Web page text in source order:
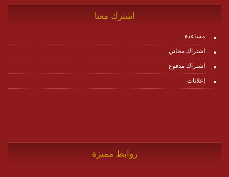
اشترك معنا
مساعدة
اشتراك مجاني
اشتراك مدفوع
إعلانات
روابط مميزة